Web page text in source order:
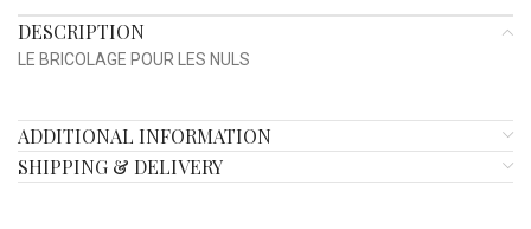
DESCRIPTION
LE BRICOLAGE POUR LES NULS
ADDITIONAL INFORMATION
SHIPPING & DELIVERY